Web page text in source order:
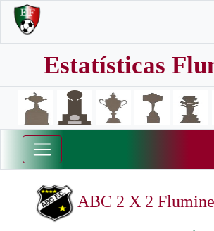
Estatísticas
ABC 2 X 2